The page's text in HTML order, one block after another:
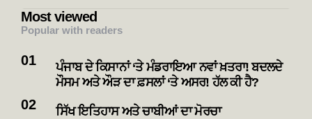
Most viewed
Popular with readers
ਪੰਜਾਬ ਦੇ ਕਿਸਾਨਾਂ ‘ਤੇ ਮੰਡਰਾਇਆ ਨਵਾਂ ਖ਼ਤਰਾ! ਬਦਲਦੇ
ਮੌਸਮ ਅਤੇ ਔੜ ਦਾ ਫ਼ਸਲਾਂ ‘ਤੇ ਅਸਰ! ਹੱਲ ਕੀ ਹੈ?
ਸਿੱਖ ਇਤਿਹਾਸ ਅਤੇ ਚਾਬੀਆਂ ਦਾ ਮੋਰਚਾ